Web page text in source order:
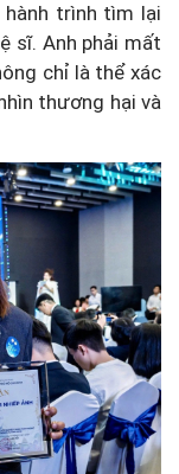
hành trình tìm lại
sĩ. Anh phải mất
chỉ là thể xác
thương hại và